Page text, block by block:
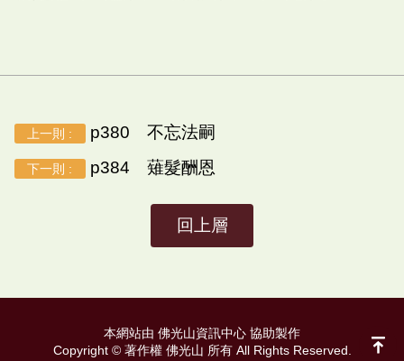
上一則 : p380 不忘法嗣
下一則 : p384 薙髮酬恩
回上層
本網站由 佛光山資訊中心 協助製作
Copyright © 著作權 佛光山 所有 All Rights Reserved.